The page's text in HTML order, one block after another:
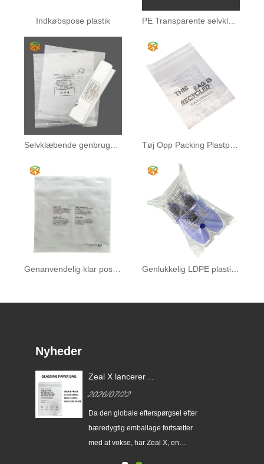
Indkøbspose plastik PE Transparente selvklæbende poser
Genanvendelig klar postpose
Nyheder
Zeal X lancerer
papirposer for at hjælpe
globale mærker med at erstatte
engangsplastikemballage
2026/07/22
Da den globale efterspørgsel efter
bæredygtig emballage fortsætter
med at vokse, har Zeal X, en